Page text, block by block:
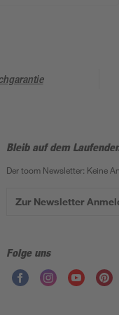
Bleib auf dem
Der toom Newsletter: Keine
Zur Newsletter
Folge uns